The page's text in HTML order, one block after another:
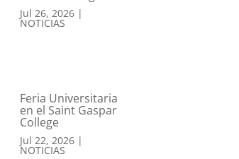
Jul 26, 2026|
NOTICIAS
Feria Universitaria
en el Saint Gaspar
College
Jul 22, 2026|
NOTICIAS